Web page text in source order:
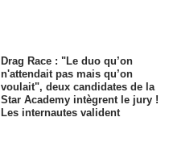
Drag Race : "Le duo qu’on
n'attendait pas mais qu’on
voulait", deux candidates de la
Star Academy intègrent le jury !
Les internautes valident